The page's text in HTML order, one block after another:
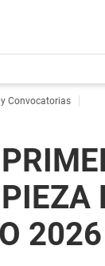
Convocatorias